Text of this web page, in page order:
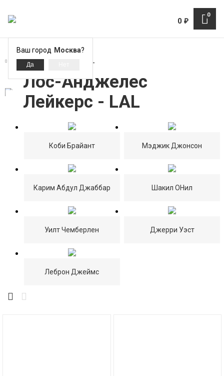
0
0 ₽
Ваш город Москва?
Лос-Анджелес Лейкерс - LAL
Лос-Анджелес
Лейкерс - LAL
Коби Брайант Мэджик Джонсон
Карим Абдул Джаббар Шакил ОНил
Уилт Чемберлен Джерри Уэст
Леброн Джеймс